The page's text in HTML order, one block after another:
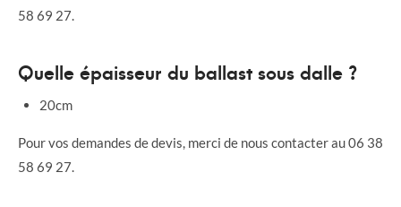
58 69 27.
Quelle épaisseur du ballast sous dalle ?
20cm
Pour vos demandes de devis, merci de nous contacter au 06 38
58 69 27.